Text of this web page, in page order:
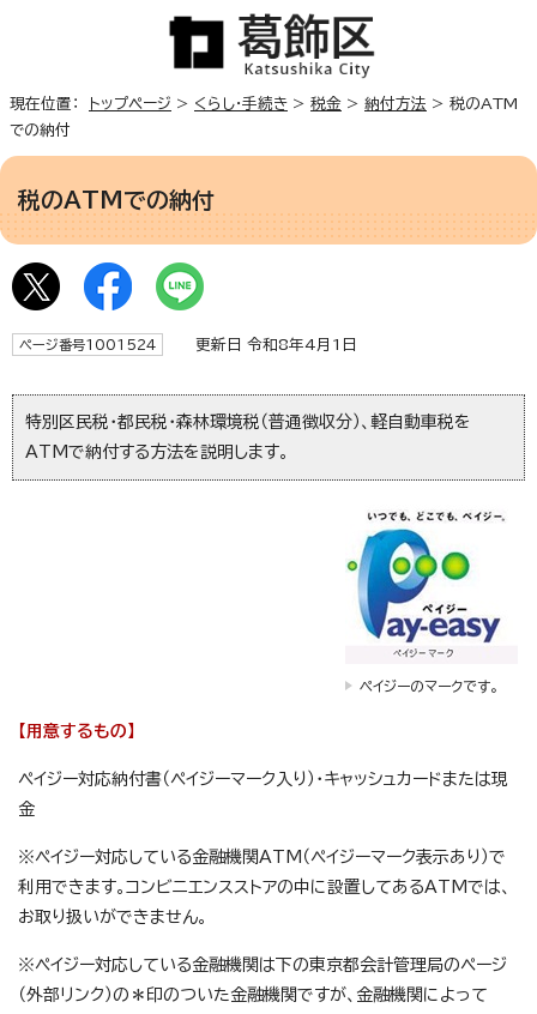
現在位置： トップページ > くらし・手続き > 税金 > 納付方法 > 税のATM
での納付
税のATMでの納付
ページ番号1001524 更新日 令和8年4月1日
特別区民税・都民税・森林環境税（普通徴収分）、軽自動車税を
ATMで納付する方法を説明します。
ペイジーのマークです。
【用意するもの】
ペイジー対応納付書（ペイジーマーク入り）・キャッシュカードまたは現
金
※ペイジー対応している金融機関ATM（ペイジーマーク表示あり）で
利用できます。コンビニエンスストアの中に設置してあるATMでは、
お取り扱いができません。
※ペイジー対応している金融機関は下の東京都会計管理局のページ
（外部リンク）の＊印のついた金融機関ですが、金融機関によって